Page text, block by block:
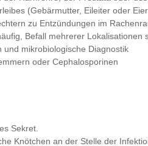
(Gebärmutter, Eileiter oder
zu Entzündungen im
Befall mehrerer Lokalisationen
mikrobiologische Diagnostik
oder Cephalosporinen
Sekret.
Knötchen an der Stelle der